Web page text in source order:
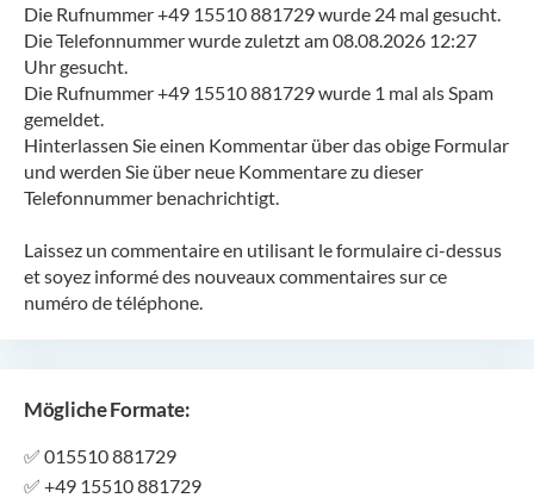
Die Rufnummer +49 15510 881729 wurde 24 mal gesucht.
Die Telefonnummer wurde zuletzt am 08.08.2026 12:27
Uhr gesucht.
Die Rufnummer +49 15510 881729 wurde 1 mal als Spam
gemeldet.
Hinterlassen Sie einen Kommentar über das obige Formular
und werden Sie über neue Kommentare zu dieser
Telefonnummer benachrichtigt.
Laissez un commentaire en utilisant le formulaire ci-dessus
et soyez informé des nouveaux commentaires sur ce
numéro de téléphone.
Mögliche Formate:
✅ 015510 881729
✅ +49 15510 881729